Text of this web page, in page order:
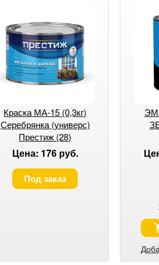
Краска МА-15 (0,3кг)
Серебрянка (универс)
Престиж (28)
Цена: 176 руб.
Под заказ